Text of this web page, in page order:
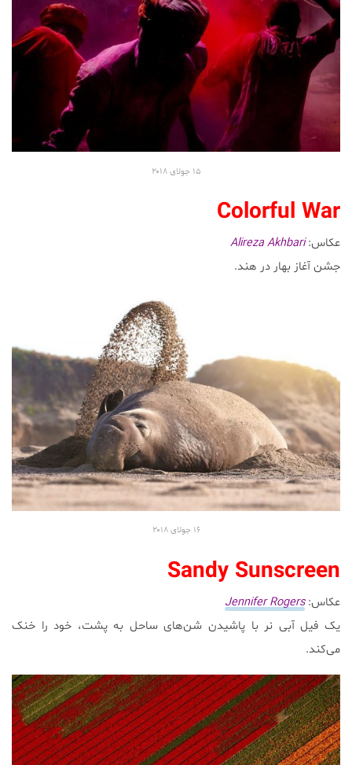
۱۵ جولای ۲۰۱۸
Colorful War
عکاس:Alireza Akhbari
جشن آغاز بهار در هند.
۱۶ جولای ۲۰۱۸
Sandy Sunscreen
عکاس:Jennifer Rogers
یک فیل آبی نر با پاشیدن شن‌های ساحل به پشت، خود را خنک
می‌کند.